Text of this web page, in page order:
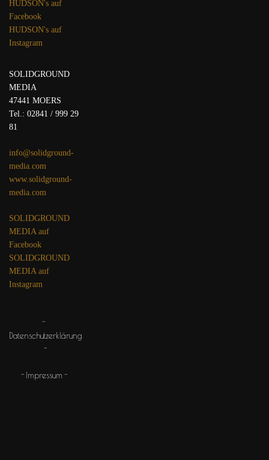
HUDSON's auf
Facebook
HUDSON's auf
Instagram
SOLIDGROUND
MEDIA
47441 MOERS
Tel.: 02841 / 999 29
81
info@solidground-
media.com
www.solidground-
media.com
SOLIDGROUND
MEDIA auf
Facebook
SOLIDGROUND
MEDIA auf
Instagram
Datenschutzerklärung
Impressum